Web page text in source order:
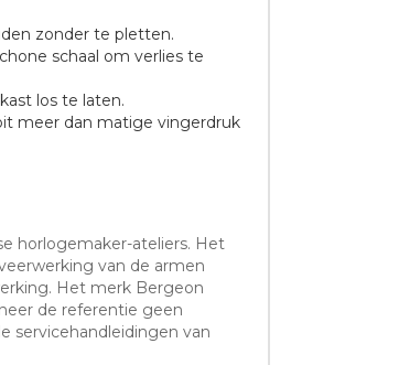
zonder te pletten.
schaal om verlies te
los te laten.
meer dan matige vingerdruk
horlogemaker-ateliers. Het
van de armen
Het merk Bergeon
de referentie geen
servicehandleidingen van